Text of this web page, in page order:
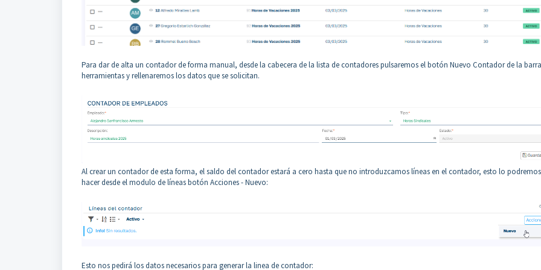
Para dar de alta un contador de forma manual, desde la cabecera de la lista de contadores pulsaremos el botón Nuevo Contador de la
herramientas y rellenaremos los datos que se solicitan.
Al crear un contador de esta forma, el saldo del contador estará a cero hasta que no introduzcamos líneas en el contador, esto lo podremos
hacer desde el modulo de líneas botón Acciones - Nuevo:
Esto nos pedirá los datos necesarios para generar la linea de contador: